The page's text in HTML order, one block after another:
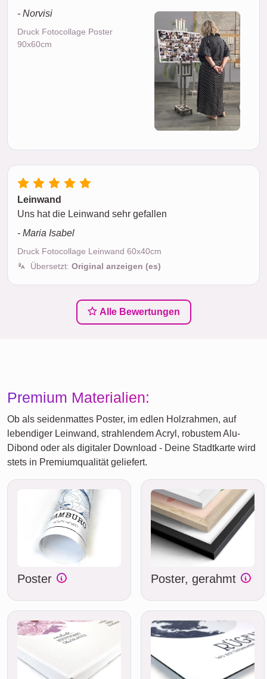
- Norvisi
Druck Fotocollage Poster
90x60cm
Leinwand
Uns hat die Leinwand sehr gefallen
- Maria Isabel
Druck Fotocollage Leinwand 60x40cm
Übersetzt: Original anzeigen (es)
Alle Bewertungen
Premium Materialien:
Ob als seidenmattes Poster, im edlen Holzrahmen, auf
lebendiger Leinwand, strahlendem Acryl, robustem Alu-
Dibond oder als digitaler Download - Deine Stadtkarte wird
stets in Premiumqualität geliefert.
Poster Poster, gerahmt